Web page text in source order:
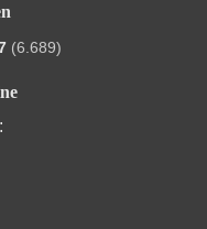
(6.689)